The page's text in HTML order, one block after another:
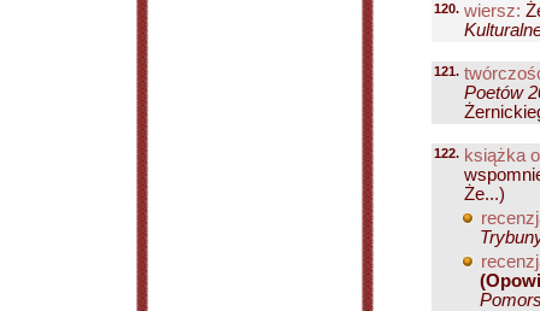
120. wiersz:
121.
Poetów
122. książka
Że...)